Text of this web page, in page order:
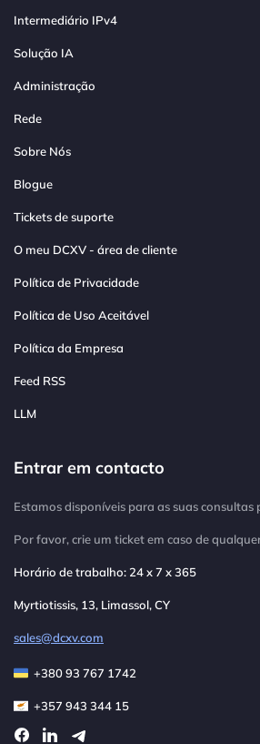
Intermediário IPv4
Solução IA
Administração
Rede
Sobre Nós
Blogue
Tickets de suporte
O meu DCXV - área de cliente
Política de Privacidade
Política de Uso Aceitável
Política da Empresa
Feed RSS
LLM
Entrar em contacto
Estamos disponíveis para as suas
Por favor, crie um ticket em caso de
Horário de trabalho: 24 x 7 x 365
Myrtiotissis, 13, Limassol, CY
sales@dcxv.com
+380 93 767 1742
+357 943 344 15